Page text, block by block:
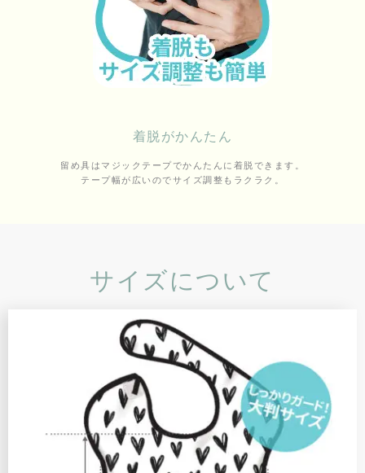
着脱がかんたん
留め具はマジックテープでかんたんに着脱できます。
テープ幅が広いのでサイズ調整もラクラク。
サイズについて